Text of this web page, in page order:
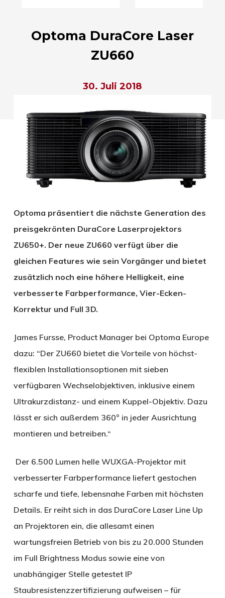
Optoma DuraCore Laser
ZU660
30. Juli 2018
Optoma präsentiert die nächste Generation des
preisgekrönten DuraCore Laserprojektors
ZU650+. Der neue ZU660 verfügt über die
gleichen Features wie sein Vorgänger und bietet
zusätzlich noch eine höhere Helligkeit, eine
verbesserte Farbperformance, Vier-Ecken-
Korrektur und Full 3D.
James Fursse, Product Manager bei Optoma Europe
dazu: “Der ZU660 bietet die Vorteile von höchst-
flexiblen Installationsoptionen mit sieben
verfügbaren Wechselobjektiven, inklusive einem
Ultrakurzdistanz- und einem Kuppel-Objektiv. Dazu
lässt er sich außerdem 360° in jeder Ausrichtung
montieren und betreiben.“
Der 6.500 Lumen helle WUXGA-Projektor mit
verbesserter Farbperformance liefert gestochen
scharfe und tiefe, lebensnahe Farben mit höchsten
Details. Er reiht sich in das DuraCore Laser Line Up
an Projektoren ein, die allesamt einen
wartungsfreien Betrieb von bis zu 20.000 Stunden
im Full Brightness Modus sowie eine von
unabhängiger Stelle getestet IP
Staubresistenzzertifizierung aufweisen – für